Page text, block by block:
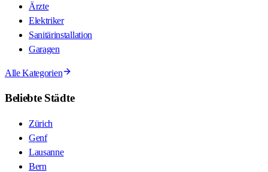
Ärzte
Elektriker
Sanitärinstallation
Garagen
Alle Kategorien
Beliebte Städte
Zürich
Genf
Lausanne
Bern